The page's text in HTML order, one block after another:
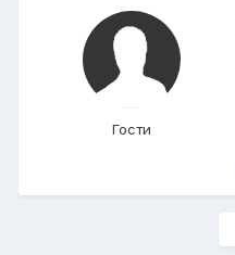
Гости